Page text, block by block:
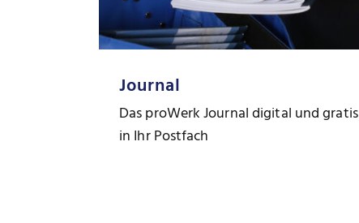
Journal
Das proWerk Journal digital und gratis
in Ihr Postfach